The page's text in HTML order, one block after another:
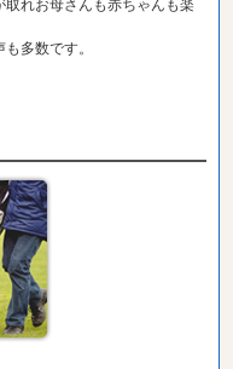
れお母さんも赤ちゃんも楽
多数です。